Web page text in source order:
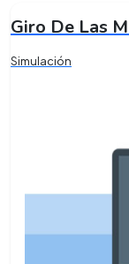
Giro De Las
Simulación